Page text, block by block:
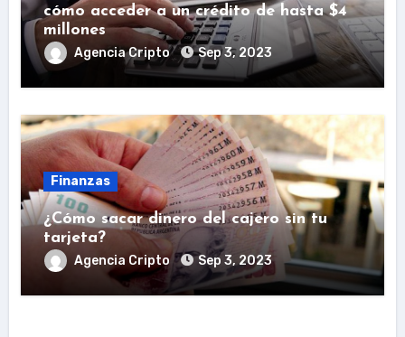
cómo acceder a un crédito de hasta $4
millones
Agencia Cripto Sep 3, 2023
Finanzas
¿Cómo sacar dinero del cajero sin tu
tarjeta?
Agencia Cripto Sep 3, 2023